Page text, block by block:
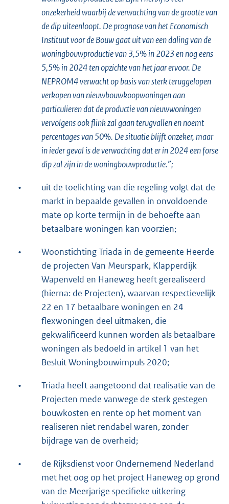
onzekerheid waarbij de verwachting van de grootte van
de dip uiteenloopt. De prognose van het Economisch
Instituut voor de Bouw gaat uit van een daling van de
woningbouwproductie van 3,5% in 2023 en nog eens
5,5% in 2024 ten opzichte van het jaar ervoor. De
NEPROM4 verwacht op basis van sterk teruggelopen
verkopen van nieuwbouwkoopwoningen aan
particulieren dat de productie van nieuwwoningen
vervolgens ook flink zal gaan terugvallen en noemt
percentages van 50%. De situatie blijft onzeker, maar
in ieder geval is de verwachting dat er in 2024 een forse
dip zal zijn in de woningbouwproductie.”;
•
uit de toelichting van die regeling volgt dat de
markt in bepaalde gevallen in onvoldoende
mate op korte termijn in de behoefte aan
betaalbare woningen kan voorzien;
•
Woonstichting Triada in de gemeente Heerde
de projecten Van Meurspark, Klapperdijk
Wapenveld en Haneweg heeft gerealiseerd
(hierna: de Projecten), waarvan respectievelijk
22 en 17 betaalbare woningen en 24
flexwoningen deel uitmaken, die
gekwalificeerd kunnen worden als betaalbare
woningen als bedoeld in artikel 1 van het
Besluit Woningbouwimpuls 2020;
•
Triada heeft aangetoond dat realisatie van de
Projecten mede vanwege de sterk gestegen
bouwkosten en rente op het moment van
realiseren niet rendabel waren, zonder
bijdrage van de overheid;
•
de Rijksdienst voor Ondernemend Nederland
met het oog op het project Haneweg op grond
van de Meerjarige specifieke uitkering